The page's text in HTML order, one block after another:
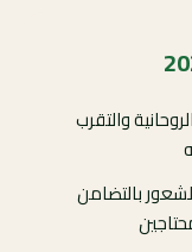
والتقرب
بالتضامن